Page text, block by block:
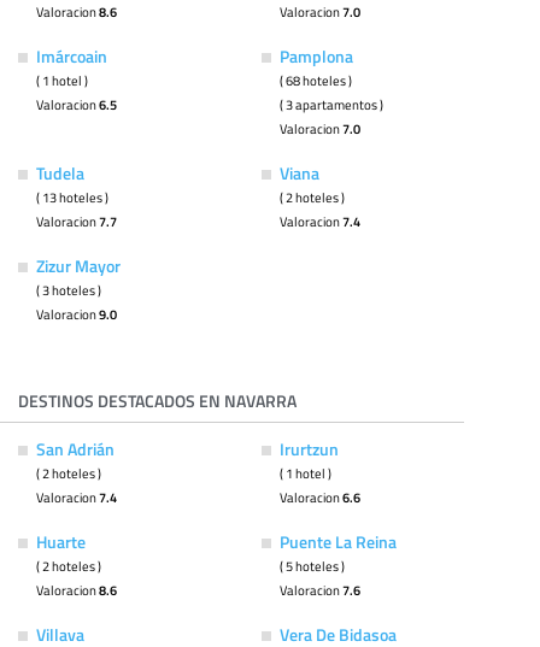
Valoracion8.6
Valoracion7.0
Imárcoain
( 1 hotel )
Valoracion6.5
Pamplona
( 68 hoteles )
( 3 apartamentos )
Valoracion7.0
Tudela
( 13 hoteles )
Valoracion7.7
Viana
( 2 hoteles )
Valoracion7.4
Zizur Mayor
( 3 hoteles )
Valoracion9.0
DESTINOS DESTACADOS EN NAVARRA
San Adrián
( 2 hoteles )
Valoracion7.4
Irurtzun
( 1 hotel )
Valoracion6.6
Huarte
( 2 hoteles )
Valoracion8.6
Puente La Reina
( 5 hoteles )
Valoracion7.6
Villava Vera De Bidasoa